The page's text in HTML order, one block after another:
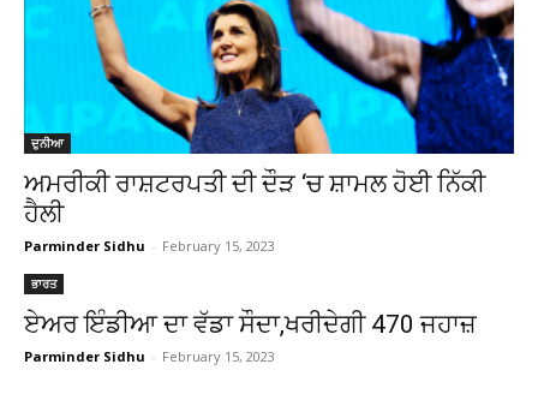
ਦੁਨੀਆ
ਅਮਰੀਕੀ ਰਾਸ਼ਟਰਪਤੀ ਦੀ ਦੌੜ ‘ਚ ਸ਼ਾਮਲ ਹੋਈ ਨਿੱਕੀ
ਹੈਲੀ
Parminder Sidhu - February 15, 2023
ਭਾਰਤ
ਏਅਰ ਇੰਡੀਆ ਦਾ ਵੱਡਾ ਸੌਦਾ,ਖਰੀਦੇਗੀ 470 ਜਹਾਜ਼
Parminder Sidhu - February 15, 2023